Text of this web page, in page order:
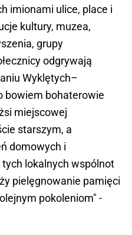
imionami ulice, place i
kultury, muzea,
grupy
odgrywają
Wyklętych–
bowiem bohaterowie
miejscowej
starszym, a
domowych i
lokalnych wspólnot
pielęgnowanie pamięci
pokoleniom" -